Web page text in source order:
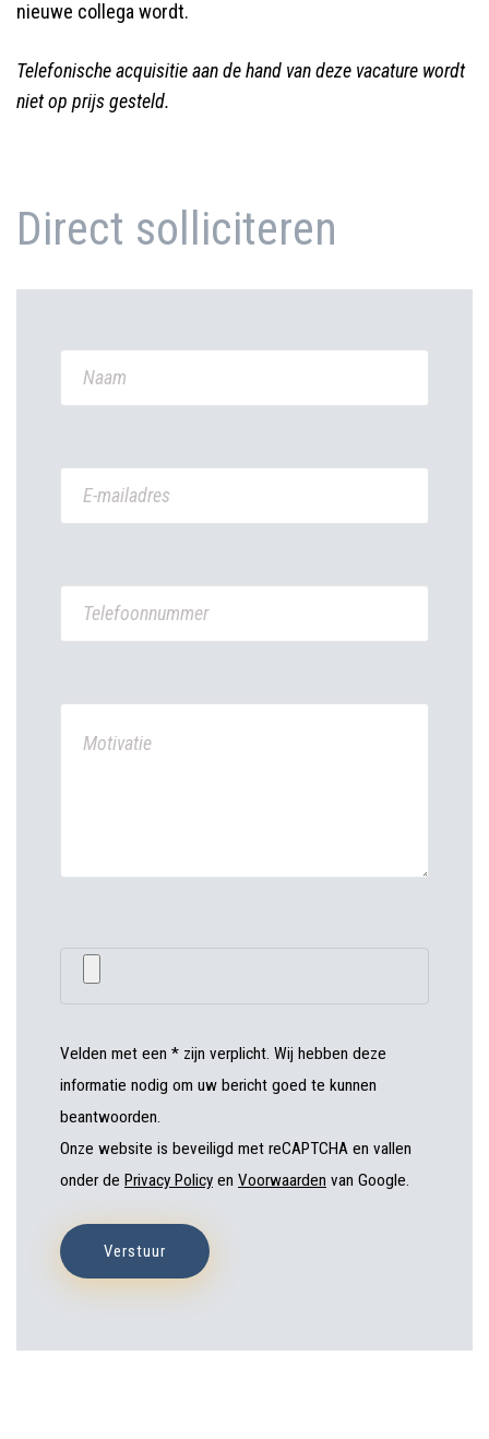
nieuwe collega wordt.
Telefonische acquisitie aan de hand van deze vacature wordt
niet op prijs gesteld.
Direct solliciteren
Velden met een * zijn verplicht. Wij hebben deze
informatie nodig om uw bericht goed te kunnen
beantwoorden.
Onze website is beveiligd met reCAPTCHA en vallen
onder de Privacy Policy en Voorwaarden van Google.